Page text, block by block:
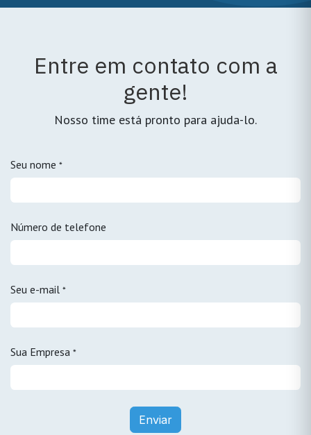
Entre em contato com a
gente!
Nosso time está pronto para ajuda-lo.
Seu nome *
Número de telefone
Seu e-mail *
Sua Empresa *
Enviar